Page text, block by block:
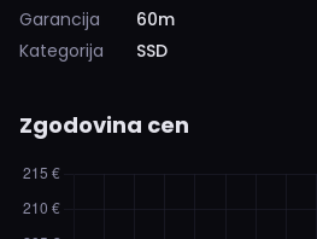
Garancija
60m
Kategorija
SSD
Zgodovina cen